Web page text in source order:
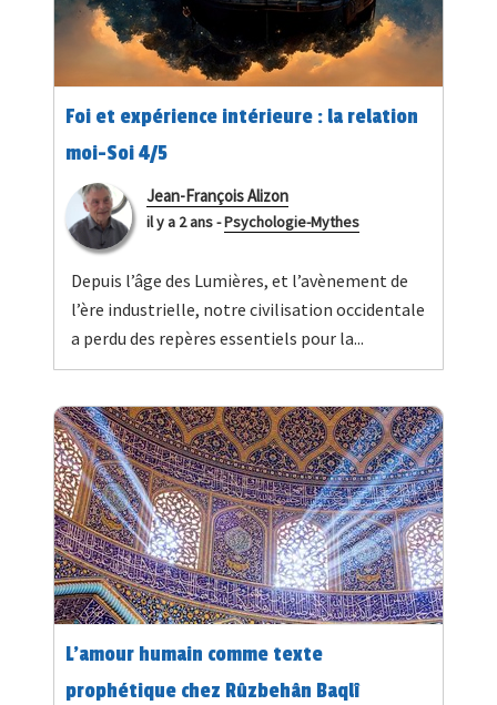
Foi et expérience intérieure : la relation
moi-Soi 4/5
Jean-François Alizon
il y a 2 ans-Psychologie-Mythes
Depuis l’âge des Lumières, et l’avènement de
l’ère industrielle, notre civilisation occidentale
a perdu des repères essentiels pour la...
L’amour humain comme texte
prophétique chez Rûzbehân Baqlî